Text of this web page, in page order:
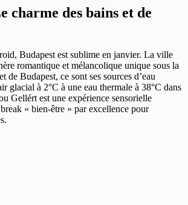
charme des bains et de
Budapest est sublime en janvier. La ville
romantique et mélancolique unique sous la
de Budapest, ce sont ses sources d’eau
glacial à 2°C à une eau thermale à 38°C dans
Gellért est une expérience sensorielle
« bien-être » par excellence pour